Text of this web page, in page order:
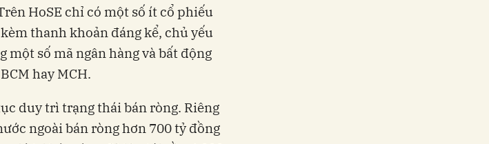
HoSE chỉ có một số ít cổ phiếu
thanh khoản đáng kể, chủ yếu
số mã ngân hàng và bất động
hay MCH.
duy trì trạng thái bán ròng. Riêng
ngoài bán ròng hơn 700 tỷ đồng